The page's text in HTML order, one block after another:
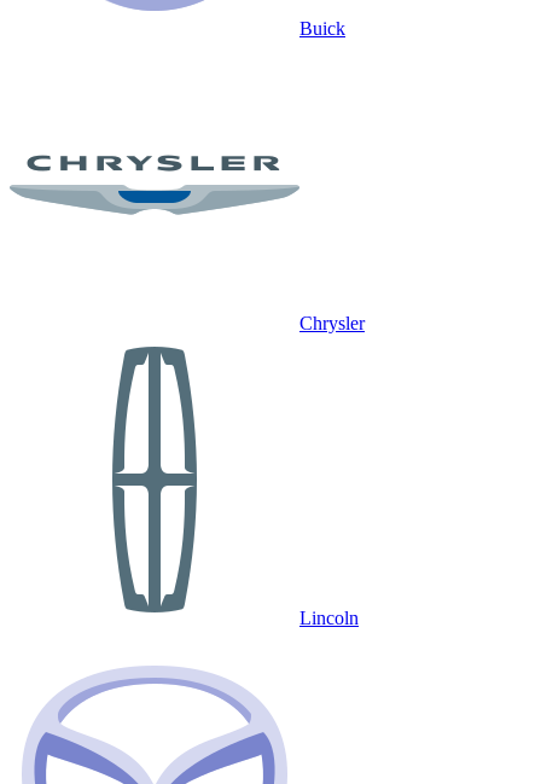
Buick
Chrysler
Lincoln